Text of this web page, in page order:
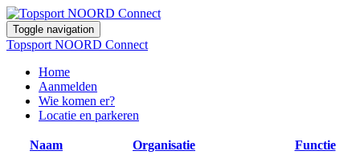
Toggle navigation
Topsport NOORD Connect
Home
Aanmelden
Wie komen er?
Locatie en parkeren
Naam Organisatie
Functie